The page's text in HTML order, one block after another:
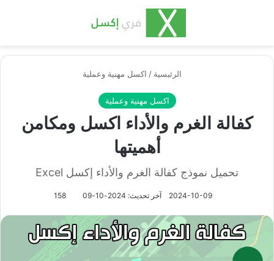
الرئيسية / اكسل مهنية وعملية
اكسل مهنية وعملية
كفالة الغرم والأداء اكسل ومكامن
أهميتها
تحميل نموذج كفالة الغرم والأداء إكسل Excel
2024-10-09 آخر تحديث: 2024-10-09 158